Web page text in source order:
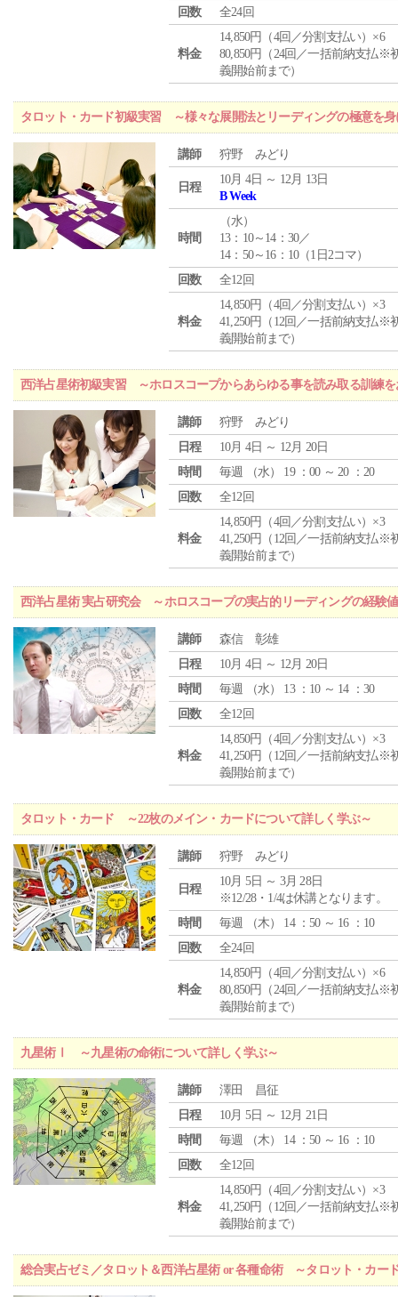
回数
全24回
料金
14,850円（4回／分割支払い）×6
80,850円（24回／一括前納支払※
義開始前まで）
タロット・カード初級実習 ～様々な展開法とリーディングの極意を身
講師 狩野 みどり
日程
10月 4日 ～ 12月 13日
B Week
時間
（水）
13：10～14：30／
14：50～16：10（1日2コマ）
回数
全12回
料金
14,850円（4回／分割支払い）×3
41,250円（12回／一括前納支払※
義開始前まで）
西洋占星術初級実習 ～ホロスコープからあらゆる事を読み取る訓練を
講師
狩野 みどり
日程
10月 4日 ～ 12月 20日
時間
毎週 （水） 19 ：00 ～ 20 ：20
回数
全12回
料金
14,850円（4回／分割支払い）×3
41,250円（12回／一括前納支払※
義開始前まで）
西洋占星術 実占研究会 ～ホロスコープの実占的リーディングの経験
講師
森信 彰雄
日程
10月 4日 ～ 12月 20日
時間
毎週 （水） 13 ：10 ～ 14 ：30
回数
全12回
料金
14,850円（4回／分割支払い）×3
41,250円（12回／一括前納支払※
義開始前まで）
タロット・カード ～22枚のメイン・カードについて詳しく学ぶ～
講師 狩野 みどり
日程
10月 5日 ～ 3月 28日
※12/28・1/4は休講となります。
時間
毎週 （木） 14 ：50 ～ 16 ：10
回数
全24回
料金
14,850円（4回／分割支払い）×6
80,850円（24回／一括前納支払※
義開始前まで）
九星術Ⅰ ～九星術の命術について詳しく学ぶ～
講師
澤田 昌征
日程
10月 5日 ～ 12月 21日
時間
毎週 （木） 14 ：50 ～ 16 ：10
回数
全12回
料金
14,850円（4回／分割支払い）×3
41,250円（12回／一括前納支払※
義開始前まで）
総合実占ゼミ／タロット＆西洋占星術 or 各種命術 ～タロット・カー